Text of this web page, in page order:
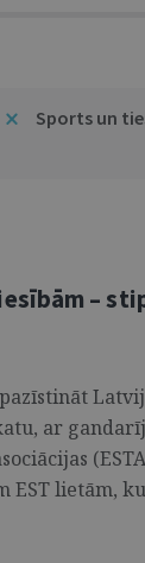
Sports un
–
ar
EST lietām,